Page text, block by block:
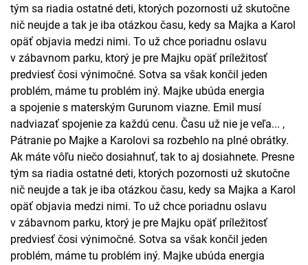
tým sa riadia ostatné deti, ktorých pozornosti už skutočne
nič neujde a tak je iba otázkou času, kedy sa Majka a Karol
opäť objavia medzi nimi. To už chce poriadnu oslavu
v zábavnom parku, ktorý je pre Majku opäť príležitosť
predviesť čosi výnimočné. Sotva sa však končil jeden
problém, máme tu problém iný. Majke ubúda energia
a spojenie s materským Gurunom viazne. Emil musí
nadviazať spojenie za každú cenu. Času už nie je veľa... ,
Pátranie po Majke a Karolovi sa rozbehlo na plné obrátky.
Ak máte vôľu niečo dosiahnuť, tak to aj dosiahnete. Presne
tým sa riadia ostatné deti, ktorých pozornosti už skutočne
nič neujde a tak je iba otázkou času, kedy sa Majka a Karol
opäť objavia medzi nimi. To už chce poriadnu oslavu
v zábavnom parku, ktorý je pre Majku opäť príležitosť
predviesť čosi výnimočné. Sotva sa však končil jeden
problém, máme tu problém iný. Majke ubúda energia